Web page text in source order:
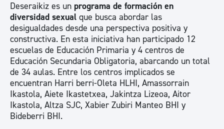
Deseraikiz es un programa de formación en
diversidad sexual que busca abordar las
desigualdades desde una perspectiva positiva y
constructiva. En esta iniciativa han participado 12
escuelas de Educación Primaria y 4 centros de
Educación Secundaria Obligatoria, abarcando un total
de 34 aulas. Entre los centros implicados se
encuentran Harri berri-Oleta HLHI, Amassorrain
Ikastola, Aiete Ikastetxea, Jakintza Lizeoa, Aitor
Ikastola, Altza SJC, Xabier Zubiri Manteo BHI y
Bideberri BHI.